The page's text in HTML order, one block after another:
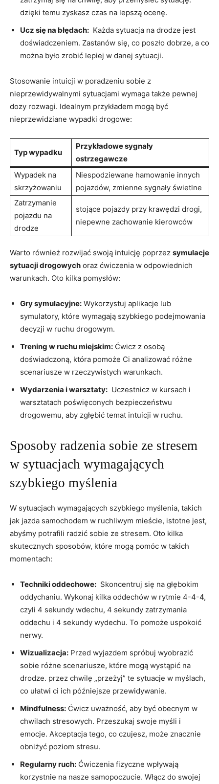
dzięki⁣ temu​ zyskasz czas​ na lepszą ocenę.
Ucz ⁣się na⁢ błędach: ‌ Każda sytuacja na drodze jest
doświadczeniem. Zastanów ⁢się, co poszło dobrze, a co
⁤można było zrobić lepiej ⁣w danej sytuacji.
Stosowanie intuicji w poradzeniu sobie z⁢
nieprzewidywalnymi sytuacjami wymaga⁢ także pewnej
dozy rozwagi.‌ Idealnym przykładem mogą być
nieprzewidziane ⁤wypadki drogowe:
Typ wypadku
Przykładowe sygnały
ostrzegawcze
Wypadek na
skrzyżowaniu
Niespodziewane hamowanie innych⁣
pojazdów, zmienne sygnały świetlne
Zatrzymanie
pojazdu na
drodze
stojące pojazdy przy krawędzi⁢ drogi,
‌niepewne zachowanie kierowców
Warto również rozwijać swoją intuicję poprzez symulacje
sytuacji drogowych oraz ćwiczenia w odpowiednich
warunkach. Oto kilka⁤ pomysłów:
Gry symulacyjne: Wykorzystuj aplikacje lub
symulatory, które wymagają szybkiego podejmowania ​
decyzji w‍ ruchu⁣ drogowym.
Trening w ruchu miejskim: Ćwicz z osobą
doświadczoną, która pomoże Ci analizować różne
scenariusze w rzeczywistych warunkach.
Wydarzenia⁢ i warsztaty: ​ Uczestnicz w kursach i
warsztatach poświęconych bezpieczeństwu
drogowemu, aby zgłębić temat intuicji⁣ w⁤ ruchu.
Sposoby radzenia sobie ⁣ze‌ stresem
w⁤ sytuacjach wymagających
szybkiego myślenia
W sytuacjach wymagających szybkiego‍ myślenia, takich
jak jazda samochodem w ruchliwym mieście, istotne jest,
abyśmy potrafili ‌radzić sobie ze stresem. Oto kilka
‌skutecznych sposobów, które mogą pomóc w takich
momentach:
Techniki oddechowe: ‌ Skoncentruj się na⁤ głębokim
oddychaniu. Wykonaj kilka oddechów ‌w rytmie​ 4-4-4,⁢
czyli 4 ‍sekundy wdechu, 4 sekundy zatrzymania
oddechu​ i 4 sekundy wydechu. To pomoże uspokoić
nerwy.
Wizualizacja: Przed wyjazdem spróbuj wyobrazić
sobie różne ‍scenariusze, które ⁢mogą wystąpić na
‍drodze. przez chwilę ⁢„przeżyj” te sytuacje w⁢ myślach,‍
co ⁤ułatwi⁣ ci ich ‍późniejsze przewidywanie.
Mindfulness: Ćwicz uważność, aby być obecnym w
chwilach stresowych. Przeszukaj swoje myśli i
emocje. ‍Akceptacja tego, co​ czujesz, może ‌znacznie
obniżyć poziom stresu.
Regularny ruch: Ćwiczenia fizyczne wpływają
korzystnie‌ na nasze samopoczucie. Włącz​ do⁣ swojej